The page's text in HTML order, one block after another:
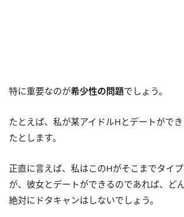
特に重要なのが希少性の問題でしょう。
たとえば、私が某アイドルHとデートがで
たとします。
正直に言えば、私はこのHがそこまでタイ
が、彼女とデートができるのであれば、ど
絶対にドタキャンはしないでしょう。